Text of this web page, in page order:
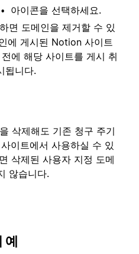
아이콘을 선택하세요.
면 도메인을 제거할 수 있
에 게시된 Notion 사이트
에 해당 사이트를 게시 취
됩니다.
삭제해도 기존 청구 주기
이트에서 사용하실 수 있
삭제된 사용자 지정 도메
않습니다.